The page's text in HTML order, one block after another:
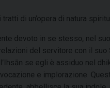
di un’opera di natura
devoto in se stesso, nel
del servitore con il suo
se egli è assiduo nel
e implorazione.